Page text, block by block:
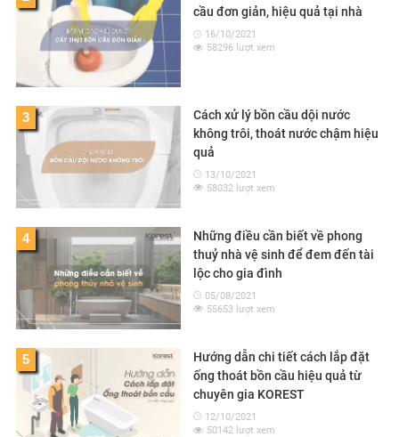
cầu đơn giản, hiệu quả tại nhà
16/10/2021
58296 lượt xem
3
Cách xử lý bồn cầu dội nước
không trôi, thoát nước chậm hiệu
quả
13/10/2021
58032 lượt xem
4
Những điều cần biết về phong
thuỷ nhà vệ sinh để đem đến tài
lộc cho gia đình
05/08/2021
55653 lượt xem
5
Hướng dẫn chi tiết cách lắp đặt
ống thoát bồn cầu hiệu quả từ
chuyên gia KOREST
12/10/2021
50142 lượt xem